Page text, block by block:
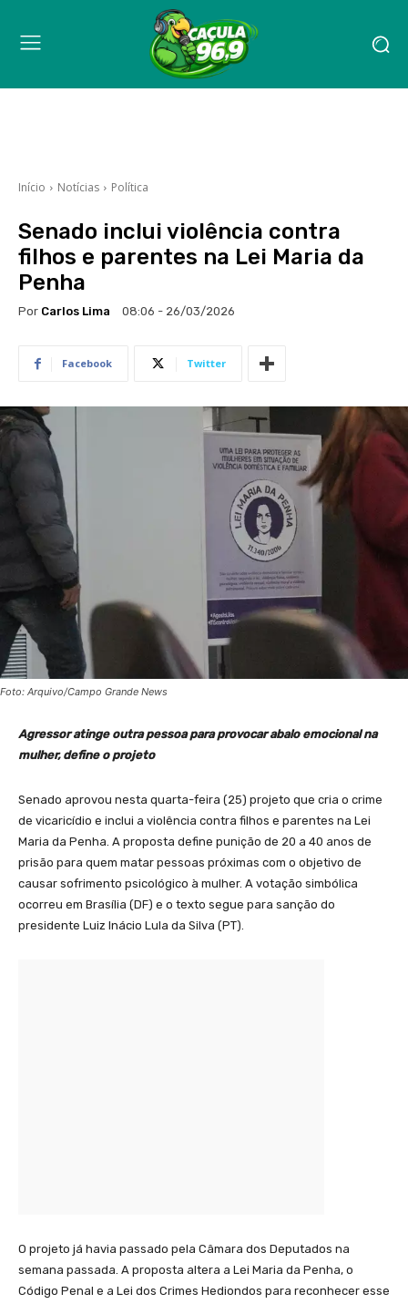
Início Notícias Política
Senado inclui violência contra
filhos e parentes na Lei Maria da
Penha
Por Carlos Lima 08:06 - 26/03/2026
Facebook Twitter
Foto: Arquivo/Campo Grande News
Agressor atinge outra pessoa para provocar abalo emocional na
mulher, define o projeto
Senado aprovou nesta quarta-feira (25) projeto que cria o crime
de vicaricídio e inclui a violência contra filhos e parentes na Lei
Maria da Penha. A proposta define punição de 20 a 40 anos de
prisão para quem matar pessoas próximas com o objetivo de
causar sofrimento psicológico à mulher. A votação simbólica
ocorreu em Brasília (DF) e o texto segue para sanção do
presidente Luiz Inácio Lula da Silva (PT).
O projeto já havia passado pela Câmara dos Deputados na
semana passada. A proposta altera a Lei Maria da Penha, o
Código Penal e a Lei dos Crimes Hediondos para reconhecer esse